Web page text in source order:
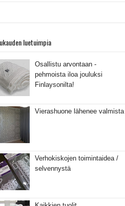
luetuimpia
Osallistu arvontaan -
pehmoista iloa jouluksi
Finlaysonilta!
Vierashuone lähenee valmista
Verhokiskojen toimintaidea /
selvennystä